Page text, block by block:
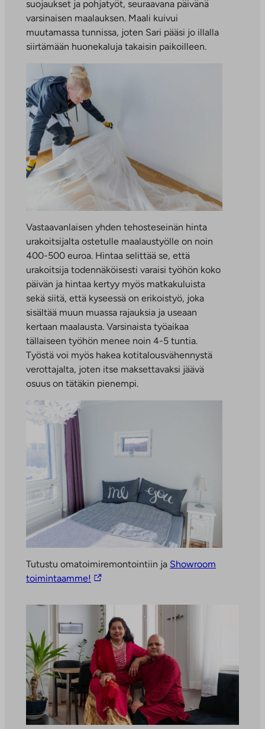
suojaukset ja pohjatyöt, seuraavana päivänä
varsinaisen maalauksen. Maali kuivui
muutamassa tunnissa, joten Sari pääsi jo illalla
siirtämään huonekaluja takaisin paikoilleen.
Vastaavanlaisen yhden tehosteseinän hinta
urakoitsijalta ostetulle maalaustyölle on noin
400-500 euroa. Hintaa selittää se, että
urakoitsija todennäköisesti varaisi työhön koko
päivän ja hintaa kertyy myös matkakuluista
sekä siitä, että kyseessä on erikoistyö, joka
sisältää muun muassa rajauksia ja useaan
kertaan maalausta. Varsinaista työaikaa
tällaiseen työhön menee noin 4-5 tuntia.
Työstä voi myös hakea kotitalousvähennystä
verottajalta, joten itse maksettavaksi jäävä
osuus on tätäkin pienempi.
Tutustu omatoimiremontointiin ja Showroom
toimintaamme! L
n
i
v
i
e
u
l